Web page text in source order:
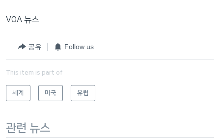
VOA 뉴스
공유 Follow us
This item is part of
세계 미국 유럽
관련 뉴스